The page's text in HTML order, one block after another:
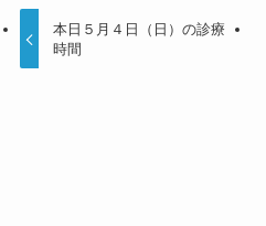
本日５月４日（日）の診療
時間